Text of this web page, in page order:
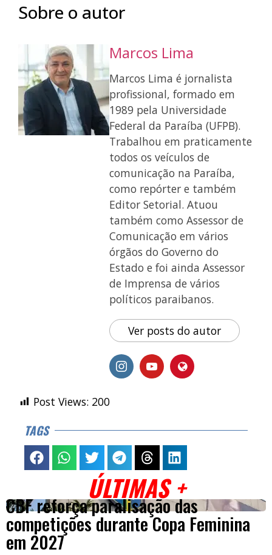
Sobre o autor
Marcos Lima
Marcos Lima é jornalista
profissional, formado em
1989 pela Universidade
Federal da Paraíba (UFPB).
Trabalhou em praticamente
todos os veículos de
comunicação na Paraíba,
como repórter e também
Editor Setorial. Atuou
também como Assessor de
Comunicação em vários
órgãos do Governo do
Estado e foi ainda Assessor
de Imprensa de vários
políticos paraibanos.
Ver posts do autor
Post Views: 200
TAGS
ÚLTIMAS +
CBF reforça paralisação das
competições durante Copa Feminina
em 2027